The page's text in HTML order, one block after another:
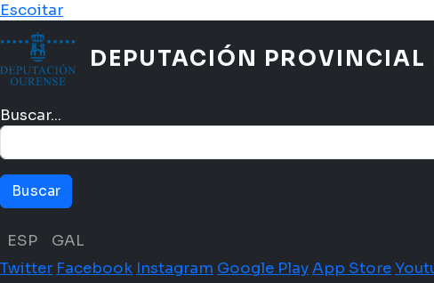
Ir o contido principal
Escoitar
DEPUTACIÓN PROVINCIAL
Buscar...
Menú idioma
ESP
GAL
Twitter Facebook Instagram Google PlayApp Store